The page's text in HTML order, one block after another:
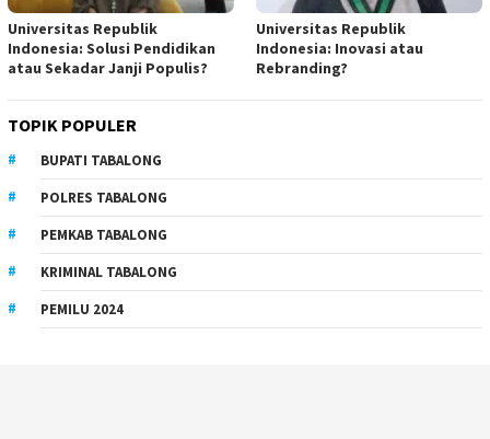
Universitas Republik
Indonesia: Solusi Pendidikan
atau Sekadar Janji Populis?
Universitas Republik
Indonesia: Inovasi atau
Rebranding?
TOPIK POPULER
BUPATI TABALONG
POLRES TABALONG
PEMKAB TABALONG
KRIMINAL TABALONG
PEMILU 2024